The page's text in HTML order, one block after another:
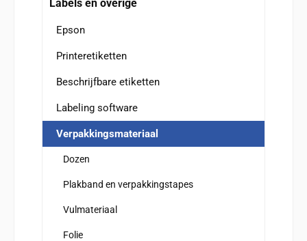
Labels en overige
Epson
Printeretiketten
Beschrijfbare etiketten
Labeling software
Verpakkingsmateriaal
Dozen
Plakband en verpakkingstapes
Vulmateriaal
Folie